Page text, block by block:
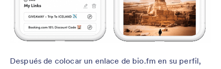
Después de colocar un enlace de bio.fm en su perfil,